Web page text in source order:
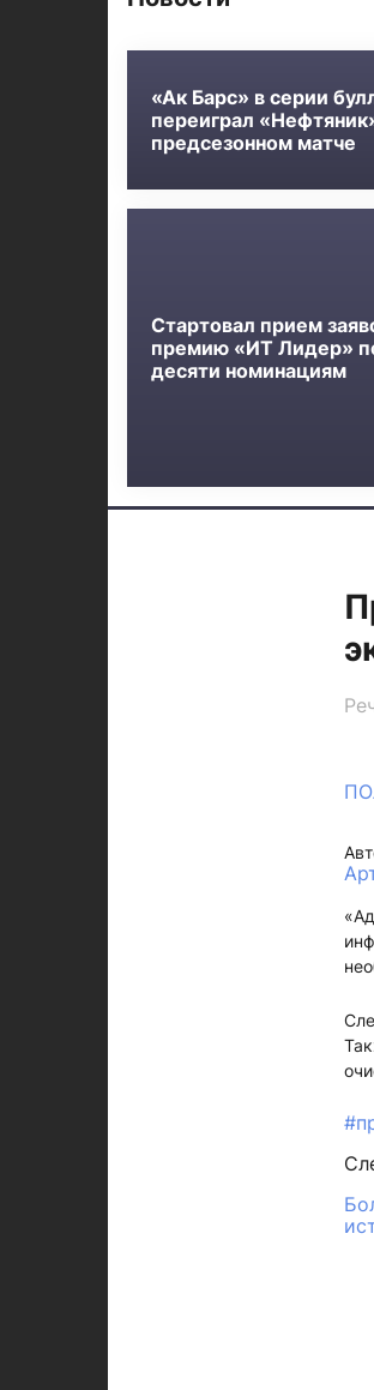
«Ак Барс» в серии
переиграл
предсезонном матче
Стартовал прием
премию «ИТ Лидер»
десяти номинациям